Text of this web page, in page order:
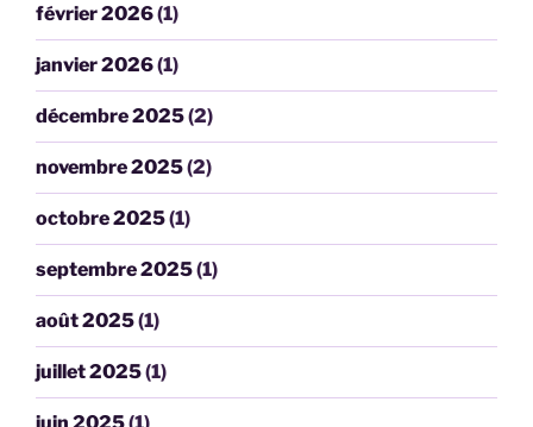
février 2026(1)
janvier 2026(1)
décembre 2025(2)
novembre 2025(2)
octobre 2025(1)
septembre 2025(1)
août 2025(1)
juillet 2025(1)
juin 2025(1)